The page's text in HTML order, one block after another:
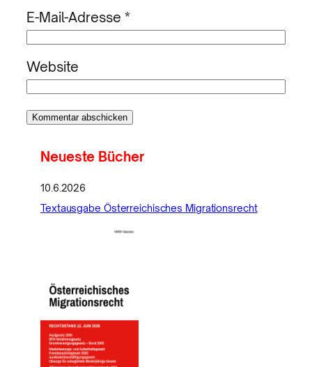
E-Mail-Adresse *
Website
Neueste Bücher
10.6.2026
Textausgabe Österreichisches Migrationsrecht